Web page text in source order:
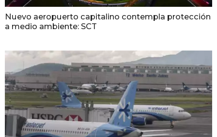
Nuevo aeropuerto capitalino contempla protección
a medio ambiente: SCT